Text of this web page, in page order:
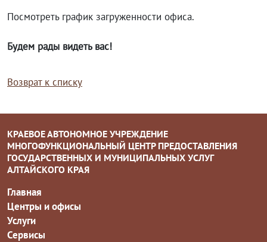
Посмотреть график загруженности офиса.
Будем рады видеть вас!
Возврат к списку
КРАЕВОЕ АВТОНОМНОЕ УЧРЕЖДЕНИЕ
МНОГОФУНКЦИОНАЛЬНЫЙ ЦЕНТР ПРЕДОСТАВЛЕНИЯ
ГОСУДАРСТВЕННЫХ И МУНИЦИПАЛЬНЫХ УСЛУГ
АЛТАЙСКОГО КРАЯ
Главная
Центры и офисы
Услуги
Сервисы